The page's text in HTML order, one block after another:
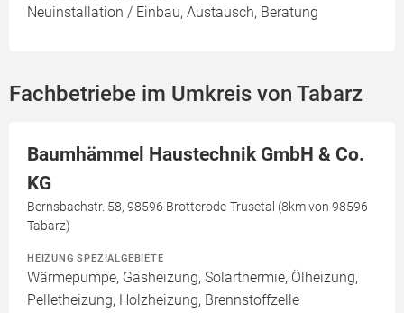
Neuinstallation / Einbau, Austausch, Beratung
Fachbetriebe im Umkreis von Tabarz
Baumhämmel Haustechnik GmbH & Co.
KG
Bernsbachstr. 58, 98596 Brotterode-Trusetal (8km von 98596
Tabarz)
HEIZUNG SPEZIALGEBIETE
Wärmepumpe, Gasheizung, Solarthermie, Ölheizung,
Pelletheizung, Holzheizung, Brennstoffzelle